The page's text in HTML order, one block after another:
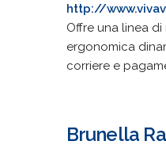
http://
Offre una linea
ergonomica
corriere e
Brunella